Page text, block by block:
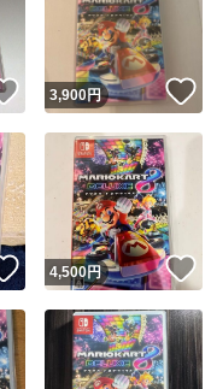
いいね！
3,900円
いいね！
4,500円